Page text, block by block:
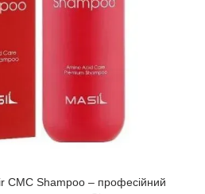
CMC Shampoo – професійний